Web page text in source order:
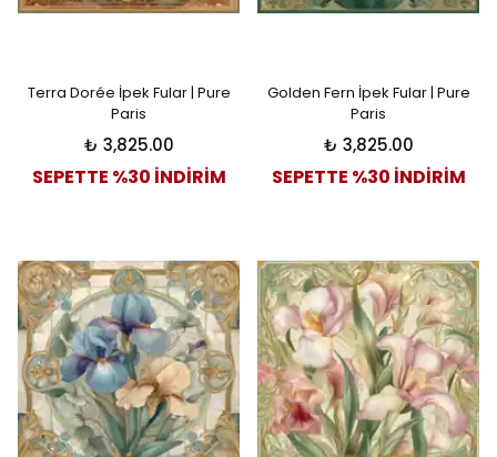
Terra Dorée İpek Fular | Pure
Paris
₺ 3,825.00
SEPETTE %30 İNDİRİM
Golden Fern İpek Fular | Pure
Paris
₺ 3,825.00
SEPETTE %30 İNDİRİM